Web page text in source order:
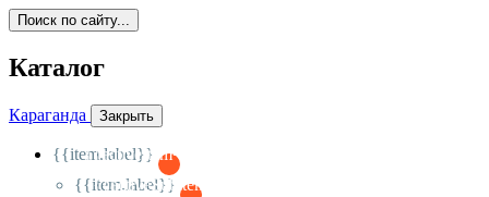
Поиск по сайту...
Каталог
Караганда Закрыть
{{item.label}}
{{activeItem==item.id?'-
{{item.label}}
{{activeSubitem==item.id?'-